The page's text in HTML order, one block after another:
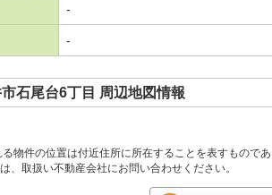
-
-
石尾台6丁目 周辺地図情報
物件の位置は付近住所に所在することを表すもので
、取扱い不動産会社にお問い合わせください。